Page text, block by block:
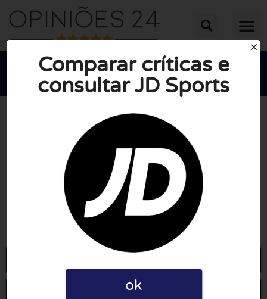
 
Escrever uma opinião
Comparar críticas e
consultar JD Sports
ok